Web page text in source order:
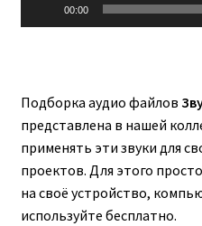
00:00
Подборка аудио файлов
представлена в нашей
применять эти звуки для
проектов. Для этого
на своё устройство,
используйте бесплатно.